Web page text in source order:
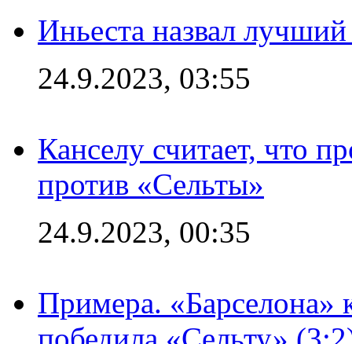
Иньеста назвал
24.9.2023, 03:55
Канселу считает, что
против «Сельты»
24.9.2023, 00:35
Примера. «Барселона»